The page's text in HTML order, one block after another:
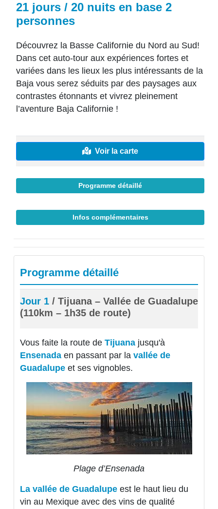
21 jours / 20 nuits en base 2
personnes
Découvrez la Basse Californie du Nord au Sud!
Dans cet auto-tour aux expériences fortes et
variées dans les lieux les plus intéressants de la
Baja vous serez séduits par des paysages aux
contrastes étonnants et vivrez pleinement
l’aventure Baja Californie !
Voir la carte
Programme détaillé
Infos complémentaires
Programme détaillé
Jour 1 / Tijuana – Vallée de Guadalupe
(110km – 1h35 de route)
Vous faite la route de Tijuana jusqu'à
Ensenada en passant par la vallée de
Guadalupe et ses vignobles.
Plage d’Ensenada
La vallée de Guadalupe est le haut lieu du
vin au Mexique avec des vins de qualité